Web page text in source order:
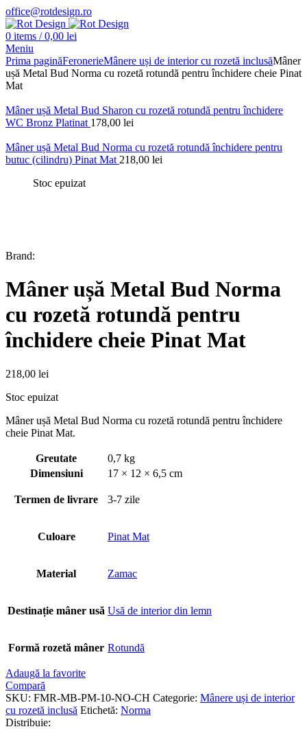
office@rotdesign.ro
0 items / 0,00 lei
Meniu
Prima paginăFeronerieMânere uși de interior cu rozetă inclusăMâner
ușă Metal Bud Norma cu rozetă rotundă pentru închidere cheie Pinat
Mat
Mâner ușă Metal Bud Sharon cu rozetă rotundă pentru închidere
WC Bronz Platinat 178,00 lei
Mâner ușă Metal Bud Norma cu rozetă rotundă închidere pentru
butuc (cilindru) Pinat Mat 218,00 lei
Stoc epuizat
Brand:
Mâner ușă Metal Bud Norma
cu rozetă rotundă pentru
închidere cheie Pinat Mat
218,00 lei
Stoc epuizat
Mâner ușă Metal Bud Norma cu rozetă rotundă pentru închidere
cheie Pinat Mat.
Greutate
0,7 kg
Dimensiuni
17 × 12 × 6,5 cm
Termen de livrare 3-7 zile
Culoare Pinat Mat
Material Zamac
Destinație mâner usă Usă de interior din lemn
Formă rozetă mâner Rotundă
Adaugă la favorite
Compară
SKU: FMR-MB-PM-10-NO-CH Categorie: Mânere uși de interior
cu rozetă inclusă Etichetă: Norma
Distribuie: